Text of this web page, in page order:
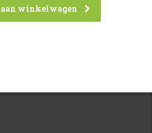
aan winkelwagen